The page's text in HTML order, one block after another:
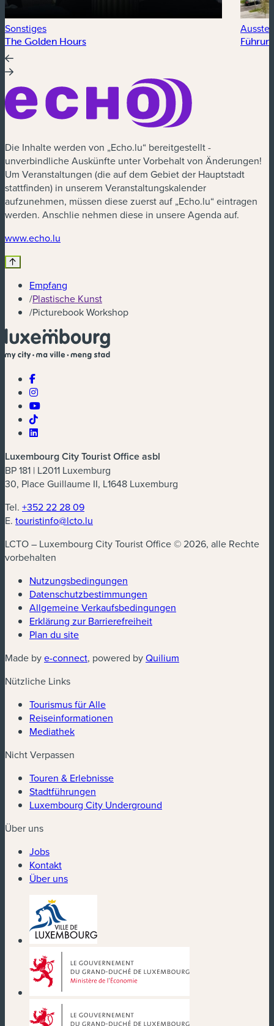
Sonstiges
The Golden Hours
Die Inhalte werden von „Echo.lu“ bereitgestellt -
unverbindliche Auskünfte unter Vorbehalt von Änderungen!
Um Veranstaltungen (die auf dem Gebiet der Hauptstadt
stattfinden) in unserem Veranstaltungskalender
aufzunehmen, müssen diese zuerst auf „Echo.lu“ eintragen
werden. Anschlie nehmen diese in unsere Agenda auf.
www.echo.lu
Empfang
/Plastische Kunst
/Picturebook Workshop
Luxembourg City Tourist Office asbl
BP 181 | L2011 Luxemburg
30, Place Guillaume II, L1648 Luxemburg
Tel. +352 22 28 09
E. touristinfo@lcto.lu
LCTO – Luxembourg City Tourist Office © 2026, alle Rechte
vorbehalten
Nutzungsbedingungen
Datenschutzbestimmungen
Allgemeine Verkaufsbedingungen
Erklärung zur Barrierefreiheit
Plan du site
Made bye-connect(neues Fenster)
, powered byQuilium
Nützliche Links
Tourismus für Alle
Reiseinformationen
Mediathek
Nicht Verpassen
Touren & Erlebnisse
Stadtführungen
Luxembourg City Underground
Über uns
Jobs
Kontakt
Über uns